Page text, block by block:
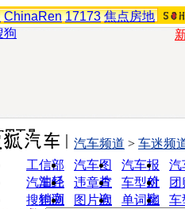
ChinaRen 17173 焦点房地
狗
用工具
工信部
油耗
汽车图
片
汽车报
价
汽
汽车经
销商
违章查
询
车型对
比
搜狗浏
图片欣
单词翻
车
汽车频道 > 车迷频